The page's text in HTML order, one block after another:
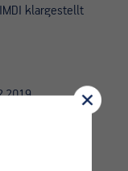
klargestellt